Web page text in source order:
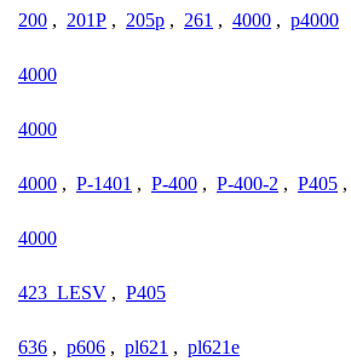
200 , 201P , 205p , 261 , 4000 , p4000
4000
4000
4000 , P-1401 , P-400 , P-400-2 , P405 ,
4000
423_LESV , P405
636 , p606 , pl621 , pl621e